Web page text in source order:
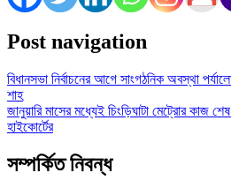
Post navigation
বিধানসভা নির্বাচনের আগে সাংগঠনিক অবস্থা
শাহ
জানুয়ারি মাসের মধ্যেই চিংড়িঘাটা মেট্রোর কাজ
হাইকোর্টের
সম্পর্কিত নিবন্ধ